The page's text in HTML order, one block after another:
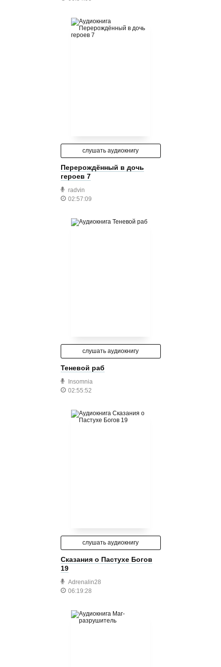
слушать аудиокнигу
Перерождённый в дочь
героев 7
radvin
02:57:09
слушать аудиокнигу
Теневой раб
Insomnia
02:55:52
слушать аудиокнигу
Сказания о Пастухе Богов
19
Adrenalin28
06:19:28